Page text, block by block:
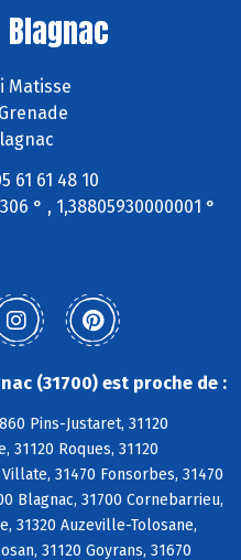
Matisse
61 61 48 10
° , 1,38805930000001 °
(31700) est proche de :
Pins-Justaret, 31120
31120 Roques, 31120
31470 Fonsorbes, 31470
Blagnac, 31700 Cornebarrieu,
31320 Auzeville-Tolosane,
31120 Goyrans, 31670